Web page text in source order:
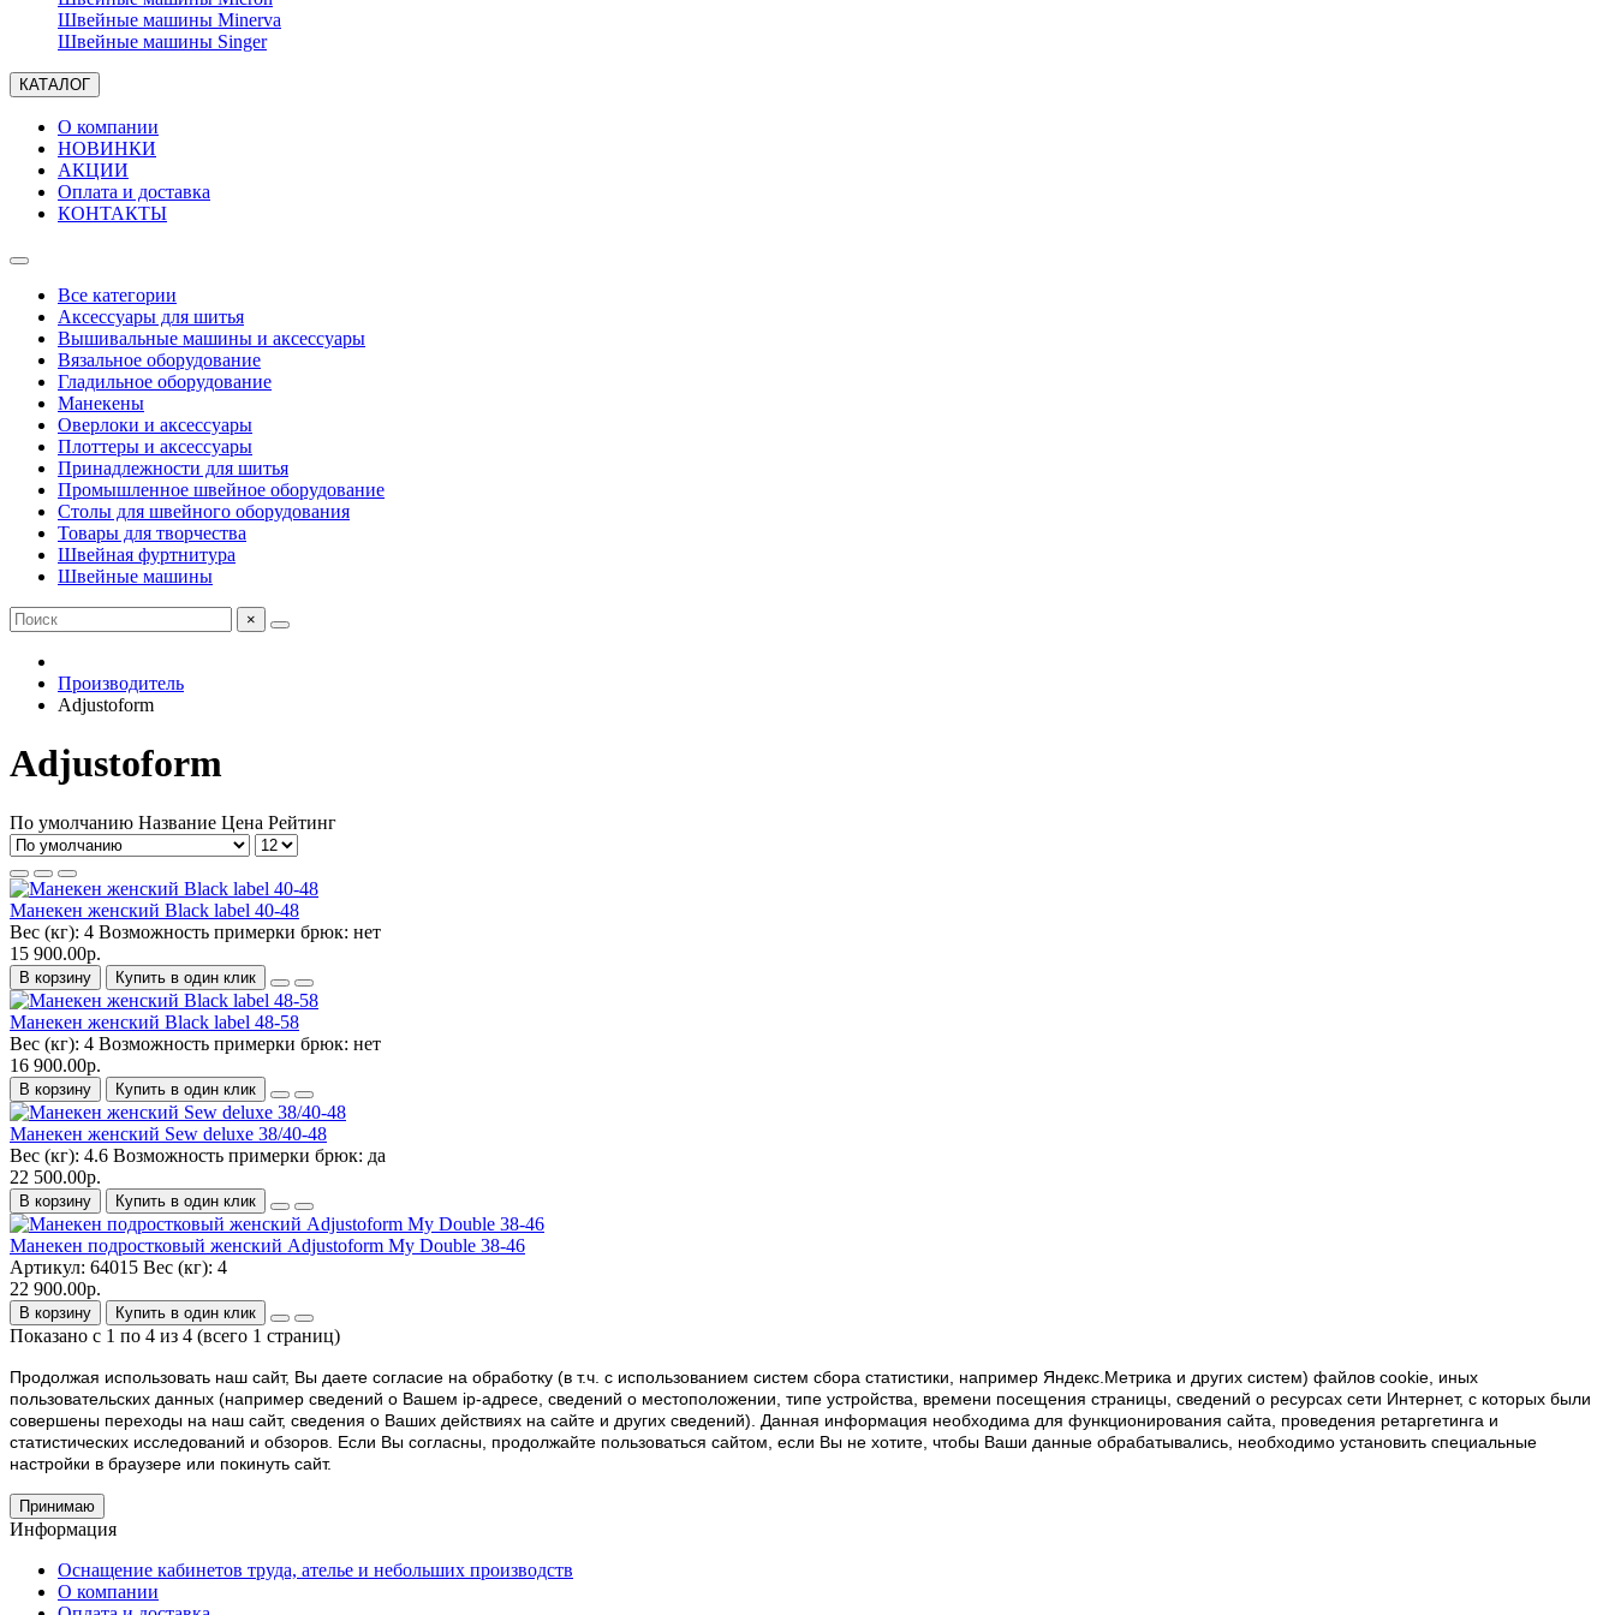
Швейные машины Minerva
Швейные машины Singer
КАТАЛОГ
О компании
НОВИНКИ
АКЦИИ
Оплата и доставка
КОНТАКТЫ
Все категории
Аксессуары для шитья
Вышивальные машины и аксессуары
Вязальное оборудование
Гладильное оборудование
Манекены
Оверлоки и аксессуары
Плоттеры и аксессуары
Принадлежности для шитья
Промышленное швейное оборудование
Столы для швейного оборудования
Товары для творчества
Швейная фуртнитура
Швейные машины
×
Производитель
Adjustoform
Adjustoform
По умолчанию Название Цена Рейтинг
Манекен женский Black label 40-48
Вес (кг): 4 Возможность примерки брюк: нет
15 900.00р.
В корзину Купить в один клик
Манекен женский Black label 48-58
Вес (кг): 4 Возможность примерки брюк: нет
16 900.00р.
В корзину Купить в один клик
Манекен женский Sew deluxe 38/40-48
Вес (кг): 4.6 Возможность примерки брюк: да
22 500.00р.
В корзину Купить в один клик
Манекен подростковый женский Adjustoform My Double 38-46
Артикул: 64015 Вес (кг): 4
22 900.00р.
В корзину Купить в один клик
Показано с 1 по 4 из 4 (всего 1 страниц)
Продолжая использовать наш cайт, Вы даете согласие на обработку (в т.ч. с использованием систем сбора статистики, например Яндекс.Метрика и других систем) файлов cookie, иных
пользовательских данных (например сведений о Вашем ip-адресе, сведений о местоположении, типе устройства, времени посещения страницы, сведений о ресурсах сети Интернет, с которых были
совершены переходы на наш сайт, сведения о Ваших действиях на сайте и других сведений). Данная информация необходима для функционирования сайта, проведения ретаргетинга и
статистических исследований и обзоров. Если Вы согласны, продолжайте пользоваться сайтом, если Вы не хотите, чтобы Ваши данные обрабатывались, необходимо установить специальные
настройки в браузере или покинуть сайт.
Принимаю
Информация
Оснащение кабинетов труда, ателье и небольших производств
О компании